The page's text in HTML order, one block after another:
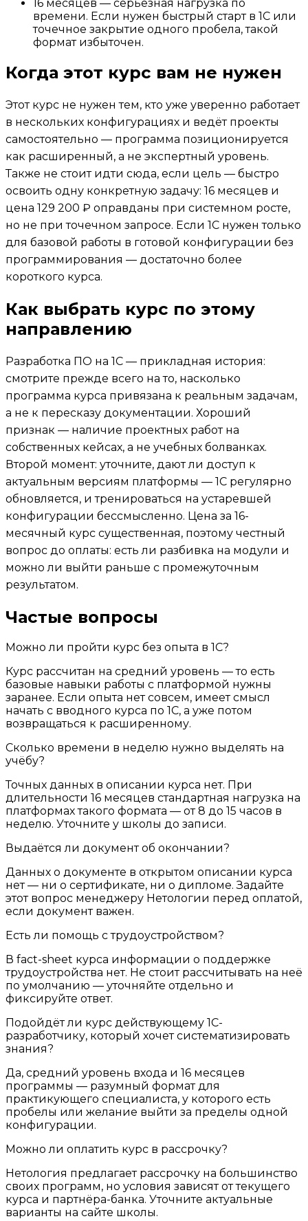
16 месяцев — серьёзная нагрузка по
времени. Если нужен быстрый старт в 1С или
точечное закрытие одного пробела, такой
формат избыточен.
Когда этот курс вам не нужен
Этот курс не нужен тем, кто уже уверенно работает
в нескольких конфигурациях и ведёт проекты
самостоятельно — программа позиционируется
как расширенный, а не экспертный уровень.
Также не стоит идти сюда, если цель — быстро
освоить одну конкретную задачу: 16 месяцев и
цена 129 200 ₽ оправданы при системном росте,
но не при точечном запросе. Если 1С нужен только
для базовой работы в готовой конфигурации без
программирования — достаточно более
короткого курса.
Как выбрать курс по этому
направлению
Разработка ПО на 1С — прикладная история:
смотрите прежде всего на то, насколько
программа курса привязана к реальным задачам,
а не к пересказу документации. Хороший
признак — наличие проектных работ на
собственных кейсах, а не учебных болванках.
Второй момент: уточните, дают ли доступ к
актуальным версиям платформы — 1С регулярно
обновляется, и тренироваться на устаревшей
конфигурации бессмысленно. Цена за 16-
месячный курс существенная, поэтому честный
вопрос до оплаты: есть ли разбивка на модули и
можно ли выйти раньше с промежуточным
результатом.
Частые вопросы
Можно ли пройти курс без опыта в 1С?
Курс рассчитан на средний уровень — то есть
базовые навыки работы с платформой нужны
заранее. Если опыта нет совсем, имеет смысл
начать с вводного курса по 1С, а уже потом
возвращаться к расширенному.
Сколько времени в неделю нужно выделять на
учёбу?
Точных данных в описании курса нет. При
длительности 16 месяцев стандартная нагрузка на
платформах такого формата — от 8 до 15 часов в
неделю. Уточните у школы до записи.
Выдаётся ли документ об окончании?
Данных о документе в открытом описании курса
нет — ни о сертификате, ни о дипломе. Задайте
этот вопрос менеджеру Нетологии перед оплатой,
если документ важен.
Есть ли помощь с трудоустройством?
В fact-sheet курса информации о поддержке
трудоустройства нет. Не стоит рассчитывать на неё
по умолчанию — уточняйте отдельно и
фиксируйте ответ.
Подойдёт ли курс действующему 1С-
разработчику, который хочет систематизировать
знания?
Да, средний уровень входа и 16 месяцев
программы — разумный формат для
практикующего специалиста, у которого есть
пробелы или желание выйти за пределы одной
конфигурации.
Можно ли оплатить курс в рассрочку?
Нетология предлагает рассрочку на большинство
своих программ, но условия зависят от текущего
курса и партнёра-банка. Уточните актуальные
варианты на сайте школы.